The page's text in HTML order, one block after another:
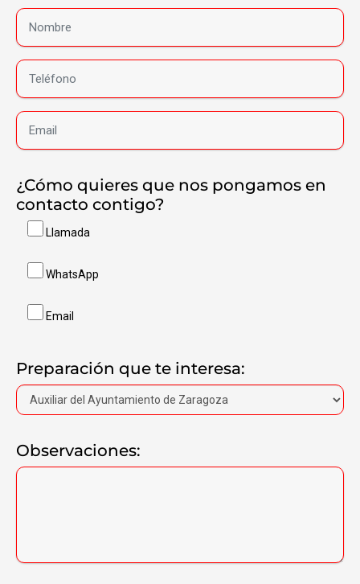
¿Cómo quieres que nos pongamos en
contacto contigo?
Llamada
WhatsApp
Email
Preparación que te interesa:
Observaciones: